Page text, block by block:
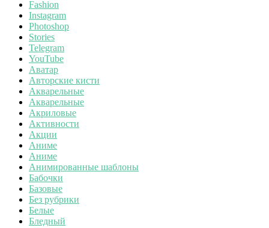
Fashion
Instagram
Photoshop
Stories
Telegram
YouTube
Аватар
Авторские кисти
Акварельные
Акварельные
Акриловые
Активности
Акции
Аниме
Аниме
Анимированные шаблоны
Бабочки
Базовые
Без рубрики
Белые
Бледный